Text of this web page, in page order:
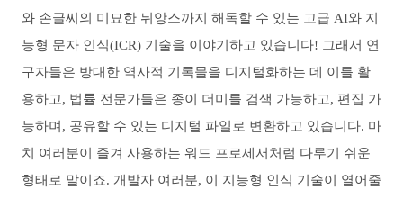
와 손글씨의 미묘한 뉘앙스까지 해독할 수 있는 고급 AI와 지
능형 문자 인식(ICR) 기술을 이야기하고 있습니다! 그래서 연
구자들은 방대한 역사적 기록물을 디지털화하는 데 이를 활
용하고, 법률 전문가들은 종이 더미를 검색 가능하고, 편집 가
능하며, 공유할 수 있는 디지털 파일로 변환하고 있습니다. 마
치 여러분이 즐겨 사용하는 워드 프로세서처럼 다루기 쉬운
형태로 말이죠. 개발자 여러분, 이 지능형 인식 기술이 열어줄